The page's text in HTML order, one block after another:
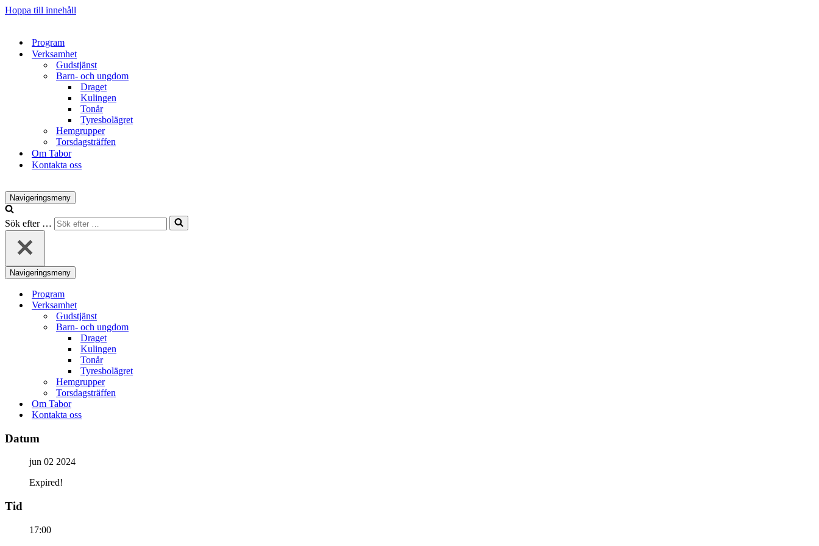
Hoppa till innehåll
Program
Verksamhet
Gudstjänst
Barn- och ungdom
Draget
Kulingen
Tonår
Tyresbolägret
Hemgrupper
Torsdagsträffen
Om Tabor
Kontakta oss
Navigeringsmeny
Sök efter …
Navigeringsmeny
Program
Verksamhet
Gudstjänst
Barn- och ungdom
Draget
Kulingen
Tonår
Tyresbolägret
Hemgrupper
Torsdagsträffen
Om Tabor
Kontakta oss
Datum
jun 02 2024
Expired!
Tid
17:00